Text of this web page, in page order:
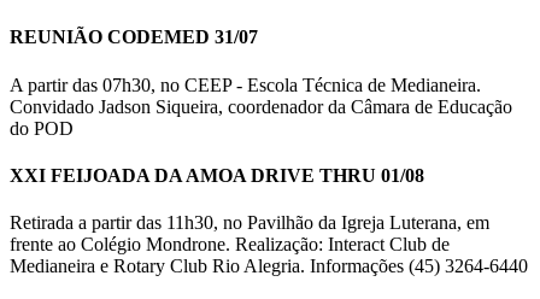
REUNIÃO CODEMED 31/07
A partir das 07h30, no CEEP - Escola Técnica de Medianeira.
Convidado Jadson Siqueira, coordenador da Câmara de Educação
do POD
XXI FEIJOADA DA AMOA DRIVE THRU 01/08
Retirada a partir das 11h30, no Pavilhão da Igreja Luterana, em
frente ao Colégio Mondrone. Realização: Interact Club de
Medianeira e Rotary Club Rio Alegria. Informações (45) 3264-6440